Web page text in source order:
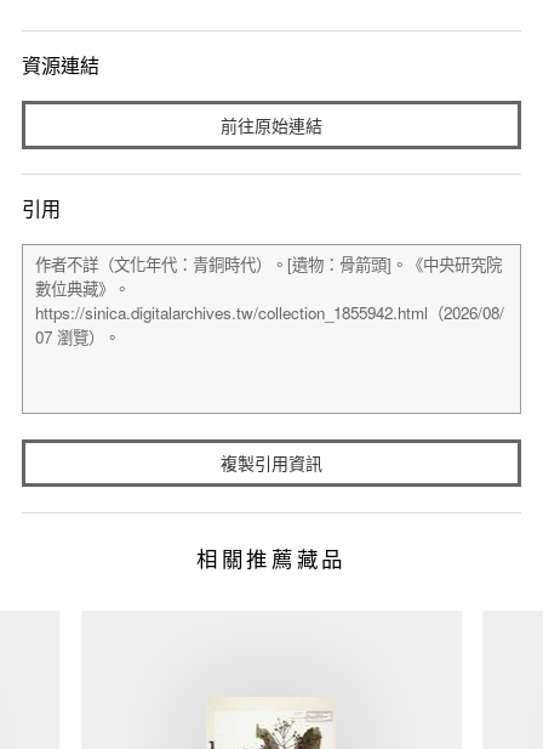
資源連結
前往原始連結
引用
複製引用資訊
相關推薦藏品